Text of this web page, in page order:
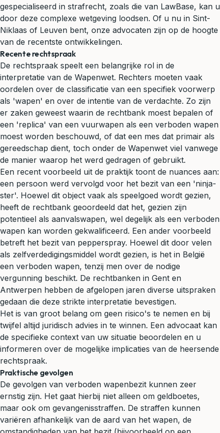
gespecialiseerd in strafrecht, zoals die van LawBase, kan u
door deze complexe wetgeving loodsen. Of u nu in Sint-
Niklaas of Leuven bent, onze advocaten zijn op de hoogte
van de recentste ontwikkelingen.
Recente rechtspraak
De rechtspraak speelt een belangrijke rol in de
interpretatie van de Wapenwet. Rechters moeten vaak
oordelen over de classificatie van een specifiek voorwerp
als 'wapen' en over de intentie van de verdachte. Zo zijn
er zaken geweest waarin de rechtbank moest bepalen of
een 'replica' van een vuurwapen als een verboden wapen
moest worden beschouwd, of dat een mes dat primair als
gereedschap dient, toch onder de Wapenwet viel vanwege
de manier waarop het werd gedragen of gebruikt.
Een recent voorbeeld uit de praktijk toont de nuances aan:
een persoon werd vervolgd voor het bezit van een 'ninja-
ster'. Hoewel dit object vaak als speelgoed wordt gezien,
heeft de rechtbank geoordeeld dat het, gezien zijn
potentieel als aanvalswapen, wel degelijk als een verboden
wapen kan worden gekwalificeerd. Een ander voorbeeld
betreft het bezit van pepperspray. Hoewel dit door velen
als zelfverdedigingsmiddel wordt gezien, is het in België
een verboden wapen, tenzij men over de nodige
vergunning beschikt. De rechtbanken in Gent en
Antwerpen hebben de afgelopen jaren diverse uitspraken
gedaan die deze strikte interpretatie bevestigen.
Het is van groot belang om geen risico's te nemen en bij
twijfel altijd juridisch advies in te winnen. Een advocaat kan
de specifieke context van uw situatie beoordelen en u
informeren over de mogelijke implicaties van de heersende
rechtspraak.
Praktische gevolgen
De gevolgen van verboden wapenbezit kunnen zeer
ernstig zijn. Het gaat hierbij niet alleen om geldboetes,
maar ook om gevangenisstraffen. De straffen kunnen
variëren afhankelijk van de aard van het wapen, de